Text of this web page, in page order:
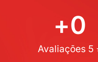
Avaliações 5
+0